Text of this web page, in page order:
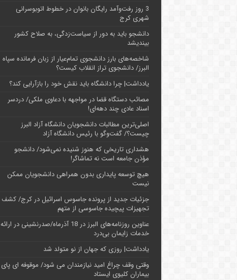
3 روز رفت‌وآمد رایگان بانوان در خطوط اتوبوسرانی
شهری کرج
دانشجو باید به دور از سیاست‌زدگی، به صلاح کشور
بیندیشد
شاخصه‌های بارز دانشجوی تمام‌عیار از زبان فرمانده سپاه
البرز/ دانشجوی تراز انقلاب کیست؟
یادداشت| چرا دانشگاه باید نقش خود را بازآرایی کند؟
مصائب دستگاه قضا در مواجهه با دعاوی ملکی/ دردسر
اسناد عادی چند‌ دهه‌ای!
اصلی‌ترین مطالبات دانشجویان دانشگاه آزاد البرز
چیست؟/ گفت‌وگو با رئیس دانشگاه آز‌اد
هشداری تاریخی که هنوز شنیده نمی‌شود/ دانشجو
مؤذن جامعه است نه تماشاگر!
هیچ توسعه پایداری بدون همراهی دانشجویان ممکن
نیست
جزئیات جدید از پرونده جاسوس اسرائیل در کرج/‌ کشف
تجهیزات پیچیده جاسوسی از متهم
عناوین روزنامه‌های البرز در ‌18 آذرماه/صدرنشینی در ارائه
خدمات زایمان بی‌درد
یادداشت| روزی که جهان از نو متولد شد
وقتی وقف چراغ امید نیازمندان می شود/ موقوفه ای پای
بیماران کلیوی ایستاد